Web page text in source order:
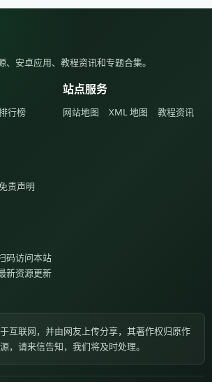
、安卓应用、教程资讯和专题合集。
行榜
站点服务
网站地图 XML 地图 教程资讯
责声明
码访问本站
新资源更新
互联网，并由网友上传分享，其著作权归原作
，请来信告知，我们将及时处理。